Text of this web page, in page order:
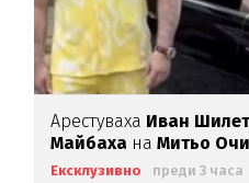
Арестуваха Иван
Майбаха наМитьо
Ексклузивно преди 3 часа